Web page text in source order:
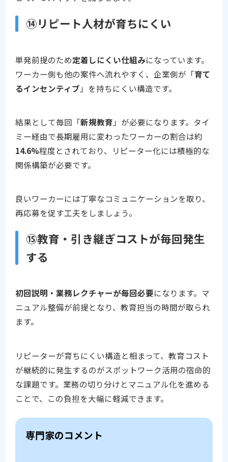
⑭リピート人材が育ちにくい
単発前提のため定着しにくい仕組みになっています。
ワーカー側も他の案件へ流れやすく、企業側が「育て
るインセンティブ 」を持ちにくい構造です。
結果として毎回「新規教育 」が必要になります。タイ
ミー経由で長期雇用に変わったワーカーの割合は約
14.6%程度とされており、リピーター化には積極的な
関係構築が必要です。
良いワーカーには丁寧なコミュニケーションを取り、
再応募を促す工夫をしましょう。
⑮教育・引き継ぎコストが毎回発生
する
初回説明・業務レクチャーが毎回必要になります。マ
ニュアル整備が前提となり、教育担当の時間が取られ
ます。
リピーターが育ちにくい構造と相まって、教育コスト
が継続的に発生するのがスポットワーク活用の宿命的
な課題です。業務の切り分けとマニュアル化を進める
ことで、この負担を大幅に軽減できます。
専門家のコメント